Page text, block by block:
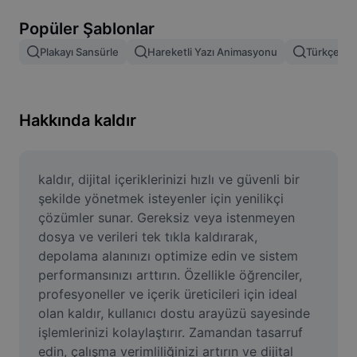
Resim birleştirme
Resmi Yeniden Boyutlandırma
Mizah Görseli Oluşturucu
AI Text Remover
AI People Remover
AI Inpainting
Face Cutout
Popüler Şablonlar
Plakayı Sansürle Hareketli Yazı Animasyonu Türkçe
Hakkında kaldır
kaldır, dijital içeriklerinizi hızlı ve güvenli bir
şekilde yönetmek isteyenler için yenilikçi
çözümler sunar. Gereksiz veya istenmeyen
dosya ve verileri tek tıkla kaldırarak,
depolama alanınızı optimize edin ve sistem
performansınızı arttırın. Özellikle öğrenciler,
profesyoneller ve içerik üreticileri için ideal
olan kaldır, kullanıcı dostu arayüzü sayesinde
işlemlerinizi kolaylaştırır. Zamandan tasarruf
edin, çalışma verimliliğinizi artırın ve dijital